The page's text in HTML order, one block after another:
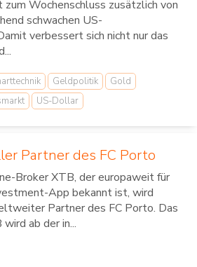
Wochenschluss zusätzlich von
schwachen US-
verbessert sich nicht nur das
Geldpolitik
Gold
US-Dollar
Partner des FC Porto
Broker XTB, der europaweit für
App bekannt ist, wird
Partner des FC Porto. Das
ab der in...